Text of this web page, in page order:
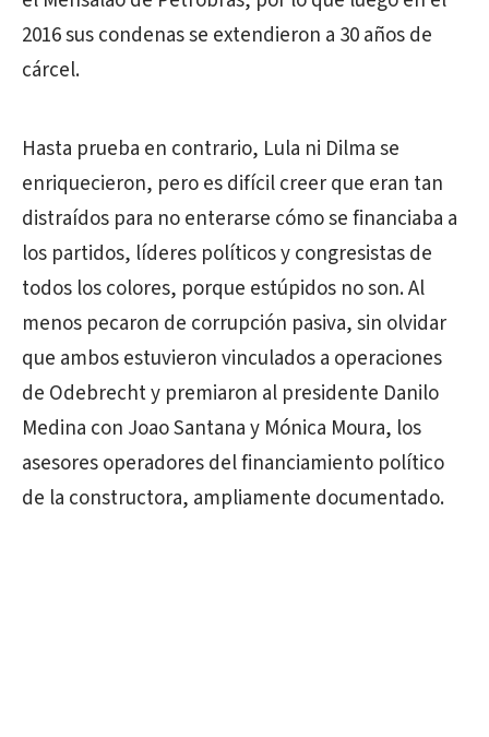
2016 sus condenas se extendieron a 30 años de
cárcel.
Hasta prueba en contrario, Lula ni Dilma se
enriquecieron, pero es difícil creer que eran tan
distraídos para no enterarse cómo se financiaba a
los partidos, líderes políticos y congresistas de
todos los colores, porque estúpidos no son. Al
menos pecaron de corrupción pasiva, sin olvidar
que ambos estuvieron vinculados a operaciones
de Odebrecht y premiaron al presidente Danilo
Medina con Joao Santana y Mónica Moura, los
asesores operadores del financiamiento político
de la constructora, ampliamente documentado.